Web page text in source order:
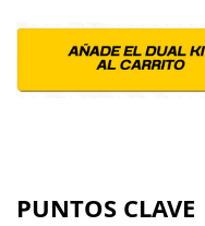
PUNTOS CLAVE